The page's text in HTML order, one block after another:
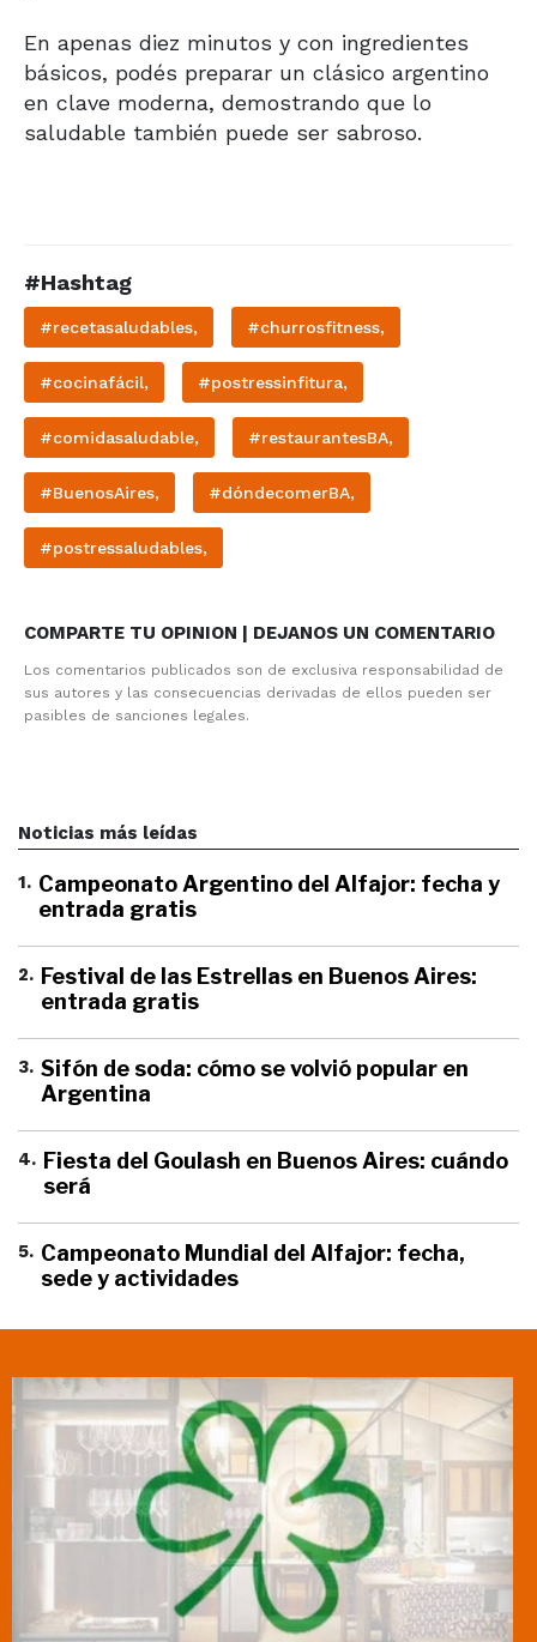
En apenas diez minutos y con ingredientes
básicos, podés preparar un clásico argentino
en clave moderna, demostrando que lo
saludable también puede ser sabroso.
#Hashtag
#recetasaludables, #churrosfitness,
#cocinafácil, #postressinfitura,
#comidasaludable, #restaurantesBA,
#BuenosAires, #dóndecomerBA,
#postressaludables,
COMPARTE TU OPINION | DEJANOS UN COMENTARIO
Los comentarios publicados son de exclusiva responsabilidad de
sus autores y las consecuencias derivadas de ellos pueden ser
pasibles de sanciones legales.
Noticias más leídas
1. Campeonato Argentino del Alfajor: fecha y
entrada gratis
2. Festival de las Estrellas en Buenos Aires:
entrada gratis
3. Sifón de soda: cómo se volvió popular en
Argentina
4. Fiesta del Goulash en Buenos Aires: cuándo
será
5. Campeonato Mundial del Alfajor: fecha,
sede y actividades